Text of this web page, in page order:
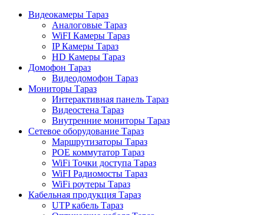
Видеокамеры Тараз
Аналоговые Тараз
WiFI Камеры Тараз
IP Камеры Тараз
HD Камеры Тараз
Домофон Тараз
Видеодомофон Тараз
Мониторы Тараз
Интерактивная панель Тараз
Видеостена Тараз
Внутренние мониторы Тараз
Сетевое оборудование Тараз
Маршрутизаторы Тараз
POE коммутатор Тараз
WiFi Точки доступа Тараз
WiFI Радиомосты Тараз
WiFi роутеры Тараз
Кабельная продукция Тараз
UTP кабель Тараз